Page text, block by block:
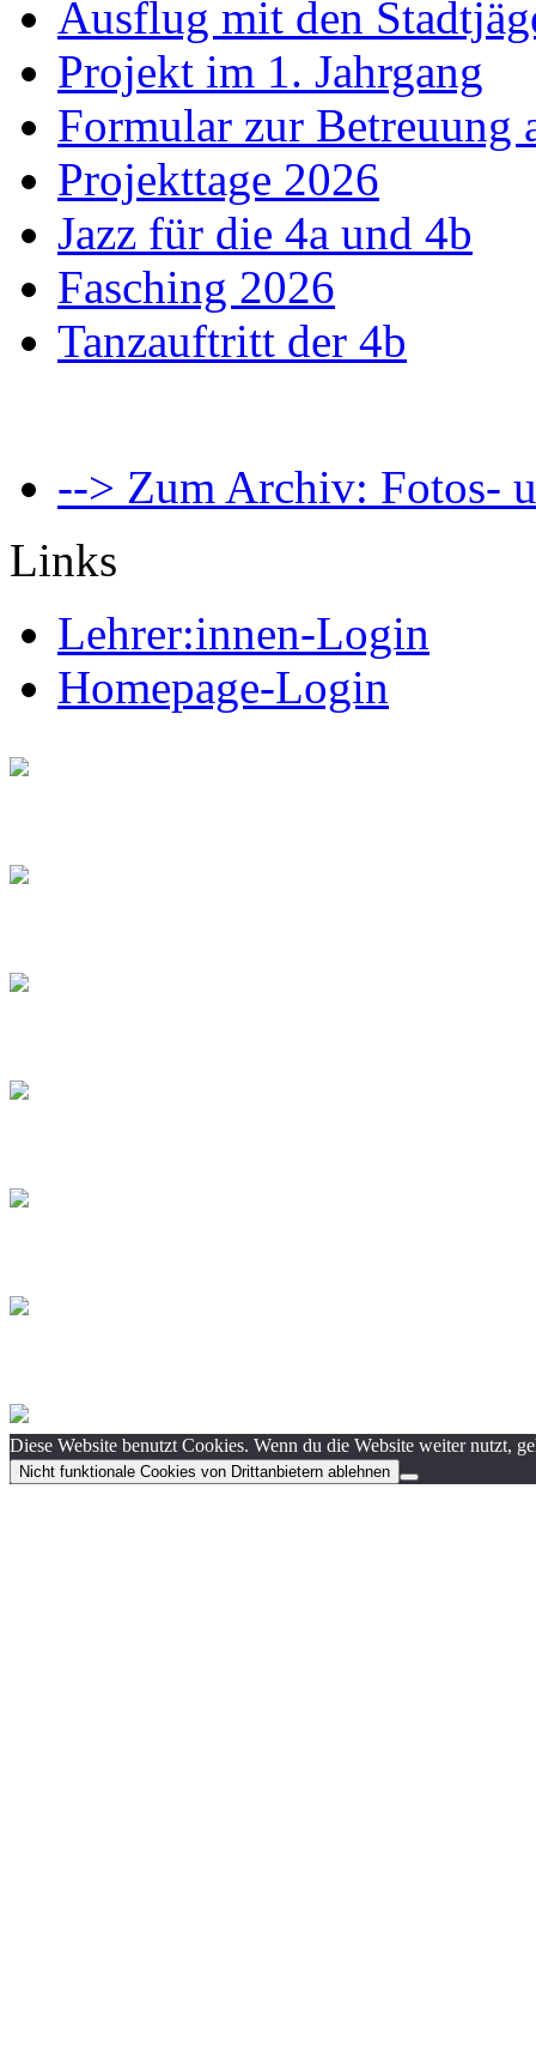
Ausflug mit den
Projekt im 1. Jahrgang
Formular zur Betreuung
Projekttage 2026
Jazz für die 4a und 4b
Fasching 2026
Tanzauftritt der 4b
--> Zum Archiv: Fotos-
Links
Lehrer:innen-Login
Homepage-Login
Diese Website benutzt Cookies. Wenn du die Website weiter nutzt,
Nicht funktionale Cookies von Drittanbietern ablehnen